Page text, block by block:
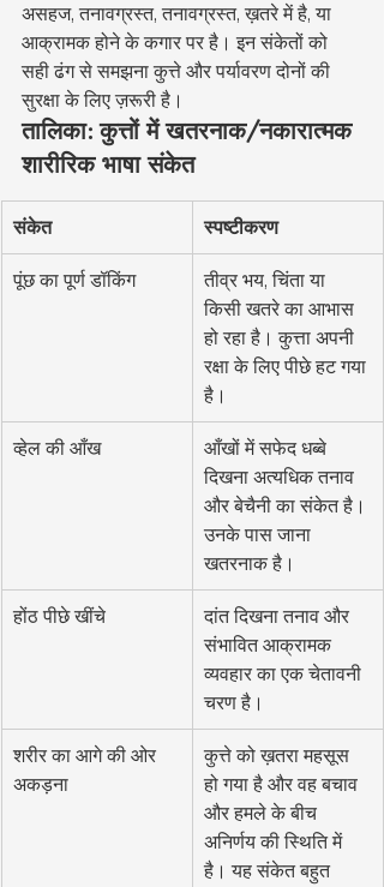
असहज, तनावग्रस्त, तनावग्रस्त, ख़तरे में है, या
आक्रामक होने के कगार पर है। इन संकेतों को
सही ढंग से समझना कुत्ते और पर्यावरण दोनों की
सुरक्षा के लिए ज़रूरी है।
तालिका: कुत्तों में खतरनाक/नकारात्मक
शारीरिक भाषा संकेत
संकेत स्पष्टीकरण
पूंछ का पूर्ण डॉकिंग
तीव्र भय, चिंता या
किसी खतरे का आभास
हो रहा है। कुत्ता अपनी
रक्षा के लिए पीछे हट गया
है।
व्हेल की आँख
आँखों में सफेद धब्बे
दिखना अत्यधिक तनाव
और बेचैनी का संकेत है।
उनके पास जाना
खतरनाक है।
होंठ पीछे खींचे
दांत दिखना तनाव और
संभावित आक्रामक
व्यवहार का एक चेतावनी
चरण है।
शरीर का आगे की ओर
अकड़ना
कुत्ते को ख़तरा महसूस
हो गया है और वह बचाव
और हमले के बीच
अनिर्णय की स्थिति में
है। यह संकेत बहुत